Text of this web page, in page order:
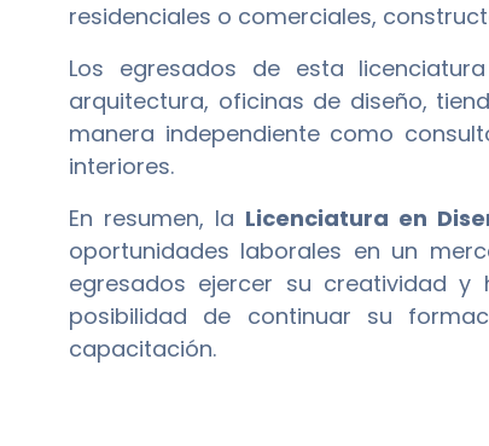
residenciales o comerciales,
Los egresados de esta
arquitectura, oficinas de diseño,
manera independiente como
interiores.
En resumen, la Licenciatura en
oportunidades laborales en un
egresados ejercer su creatividad
posibilidad de continuar su
capacitación.